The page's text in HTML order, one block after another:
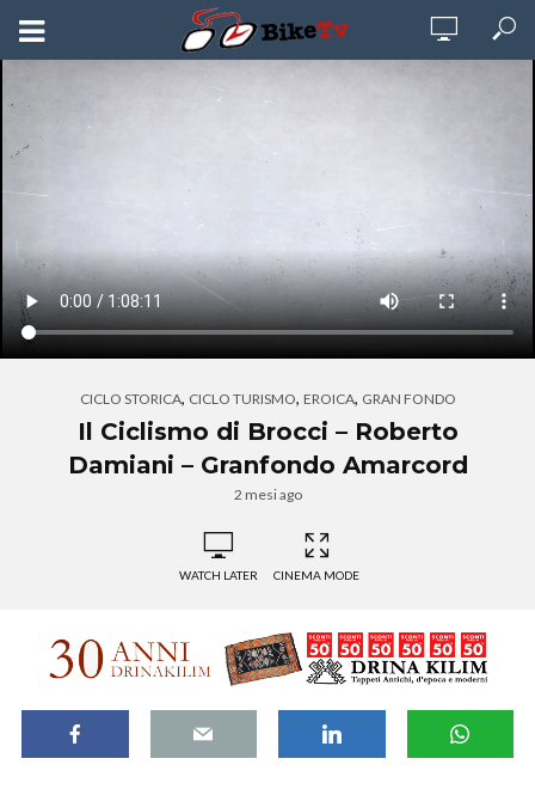
CICLO STORICA, CICLO TURISMO, EROICA, GRAN FONDO
Il Ciclismo di Brocci – Roberto
Damiani – Granfondo Amarcord
2 mesi ago
WATCH LATER CINEMA MODE